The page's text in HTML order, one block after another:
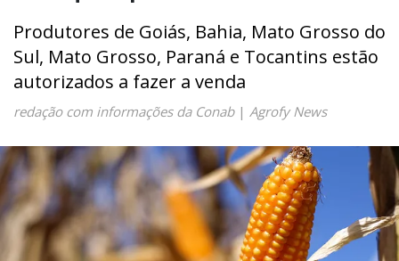
Produtores de Goiás, Bahia, Mato Grosso do
Sul, Mato Grosso, Paraná e Tocantins estão
autorizados a fazer a venda
redação com informações da Conab| Agrofy News